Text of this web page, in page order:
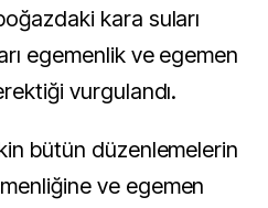
kara suları
egemenlik ve egemen
vurgulandı.
bütün düzenlemelerin
ve egemen